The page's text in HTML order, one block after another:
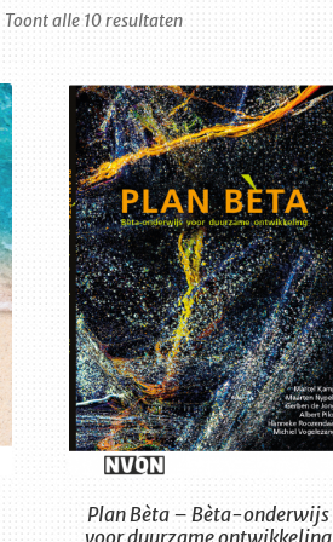
Toont alle 10 resultatenGesorteerd
op
Plan Bèta – Bèta-onderwijs
voor duurzame ontwikkeling